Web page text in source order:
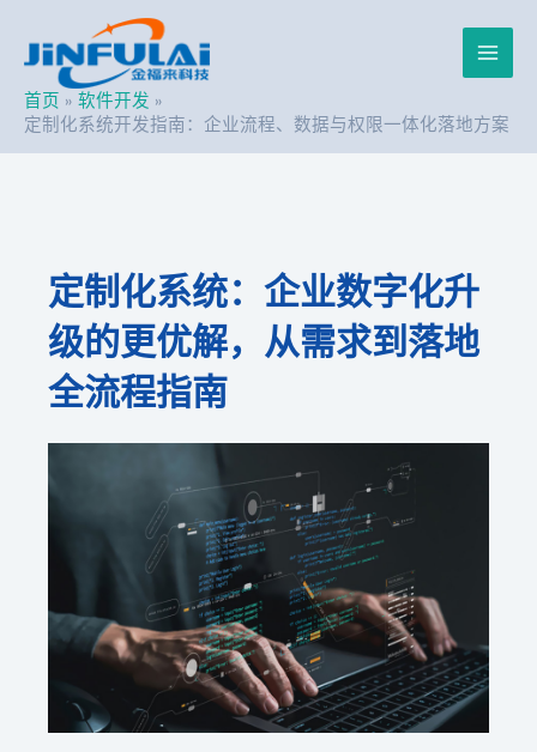
Main
首页
软件开发
定制化系统开发指南：企业流程、数据与权限一体化落地方案
定制化系统：企业数字化升
级的更优解，从需求到落地
全流程指南
navigation